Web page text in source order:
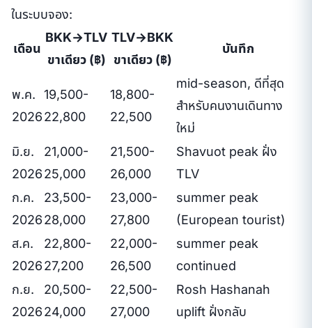
ในระบบจอง:
เดือน
BKK→TLV
ขาเดียว (฿)
TLV→BKK
ขาเดียว (฿)
บันทึก
พ.ค.
2026
19,500-
22,800
18,800-
22,500
mid-season, ดีที่สุด
สำหรับคนงานเดินทาง
ใหม่
มิ.ย.
2026
21,000-
25,000
21,500-
26,000
Shavuot peak ฝั่ง
TLV
ก.ค.
2026
23,500-
28,000
23,000-
27,800
summer peak
(European tourist)
ส.ค.
2026
22,800-
27,200
22,000-
26,500
summer peak
continued
ก.ย.
2026
20,500-
24,000
22,500-
27,000
Rosh Hashanah
uplift ฝั่งกลับ